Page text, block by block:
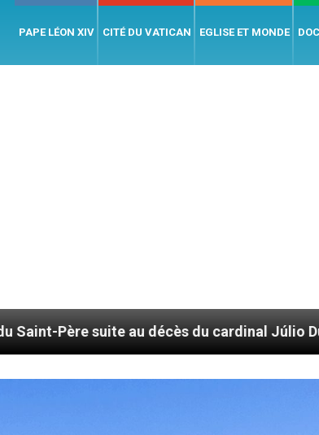
PAPE LÉON XIV CITÉ DU VATICAN EGLISE ET MONDE
au décès du cardinal Júlio Duarte Langa